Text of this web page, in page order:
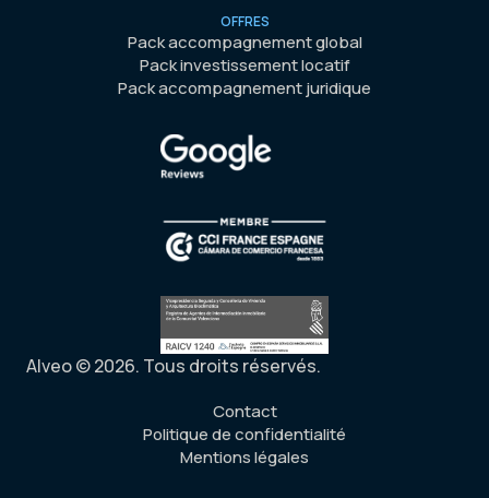
OFFRES
Pack accompagnement global
Pack investissement locatif
Pack accompagnement juridique
Alveo © 2026. Tous droits réservés.
Contact
Politique de confidentialité
Mentions légales